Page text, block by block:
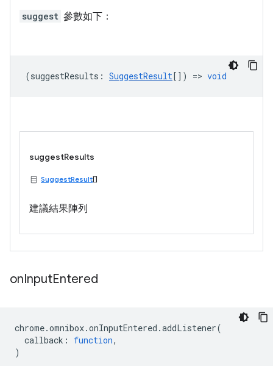
suggest 參數如下：
(suggestResults : SuggestResult[]) => void
suggestResults
SuggestResult[]
建議結果陣列
onInputEntered
chrome.omnibox.onInputEntered .addListener(
callback : function,
)